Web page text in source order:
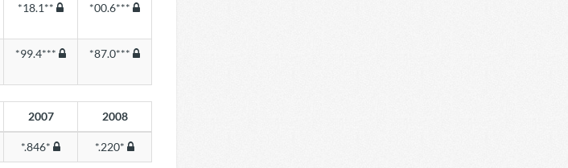
*18.1** *00.6***
*99.4*** *87.0***
2007 2008
*.846* *.220*